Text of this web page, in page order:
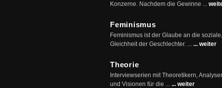
Konzerne. Nachdem die Gewinne ...
Feminismus
Feminismus ist der Glaube an die
Gleichheit der Geschlechter. ... ... weiter
Theorie
Interviewserien mit Theoretikern,
und Visionen für die ... ... weiter